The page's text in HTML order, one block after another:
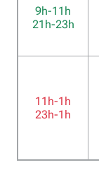
9h-11h
21h-23h
11h-1h
23h-1h